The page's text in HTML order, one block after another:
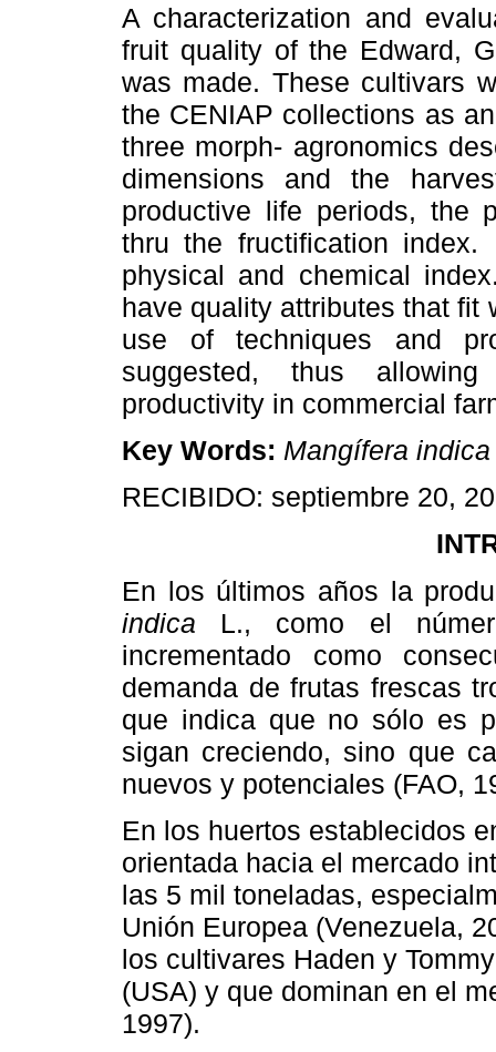
A characterization and
fruit quality of the Edward,
was made. These cultivars
the CENIAP collections as
three morph- agronomics
dimensions and the
productive life periods, the
thru the fructification
physical and chemical
have quality attributes that fit
use of techniques and
suggested, thus
productivity in commercial
Key Words: Mangífera indica
RECIBIDO: septiembre 20,
En los últimos años la
indica L., como el
incrementado como
demanda de frutas frescas
que indica que no sólo es
sigan creciendo, sino que
nuevos y potenciales (FAO,
En los huertos establecidos
orientada hacia el mercado
las 5 mil toneladas,
Unión Europea (Venezuela,
los cultivares Haden y
(USA) y que dominan en el
1997).